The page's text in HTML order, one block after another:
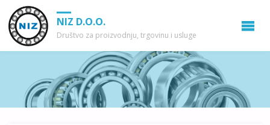
NIZ D.O.O.
Društvo za proizvodnju, trgovinu i usluge